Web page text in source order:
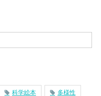
科学絵本 多様性